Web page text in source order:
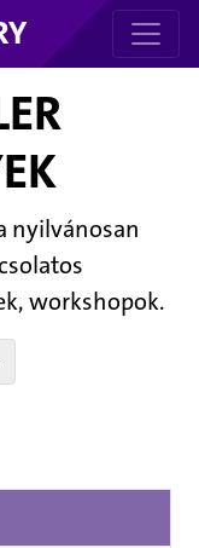
nyilvánosan
workshopok.